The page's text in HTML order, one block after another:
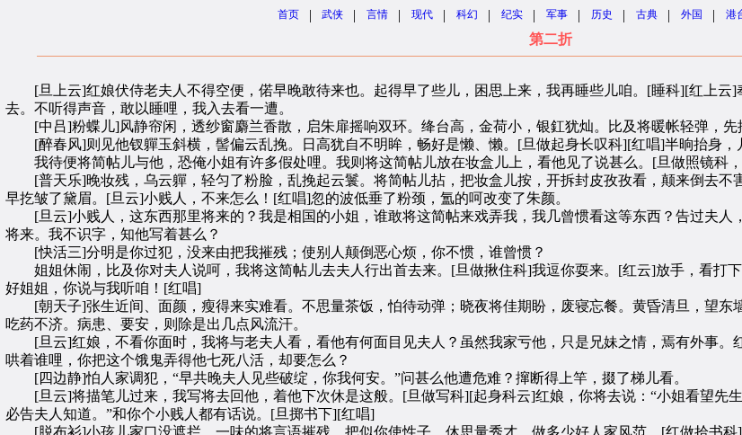
首页 | 武侠 | 言情 | 现代 | 科幻 | 纪实 | 军事 | 历史 | 古典 | 外国 | 港
第二折
[旦上云]红娘伏侍老夫人不得空便，偌早晚敢待来也。起得早了些儿，困思上来，我再睡些儿咱。[睡科][红上云]
去。不听得声音，敢以睡哩，我入去看一遭。
[中吕]粉蝶儿]风静帘闲，透纱窗麝兰香散，启朱扉摇响双环。绛台高，金荷小，银釭犹灿。比及将暖帐轻弹，先
[醉春风]则见他钗軃玉斜横，髻偏云乱挽。日高犹自不明眸，畅好是懒、懒。[旦做起身长叹科][红唱]半晌抬身，
我待便将简帖儿与他，恐俺小姐有许多假处哩。我则将这简帖儿放在妆盒儿上，看他见了说甚么。[旦做照镜科
[普天乐]晚妆残，乌云軃，轻匀了粉脸，乱挽起云鬟。将简帖儿拈，把妆盒儿按，开拆封皮孜孜看，颠来倒去不
早扢皱了黛眉。[旦云]小贱人，不来怎么！[红唱]忽的波低垂了粉颈，氲的呵改变了朱颜。
[旦云]小贱人，这东西那里将来的？我是相国的小姐，谁敢将这简帖来戏弄我，我几曾惯看这等东西？告过夫人
将来。我不识字，知他写着甚么？
[快活三]分明是你过犯，没来由把我摧残；使别人颠倒恶心烦，你不惯，谁曾惯？
姐姐休闹，比及你对夫人说呵，我将这简帖儿去夫人行出首去来。[旦做揪住科]我逗你耍来。[红云]放手，看打
好姐姐，你说与我听咱！[红唱]
[朝天子]张生近间、面颜，瘦得来实难看。不思量茶饭，怕待动弹；晓夜将佳期盼，废寝忘餐。黄昏清旦，望东
吃药不济。病患、要安，则除是出几点风流汗。
[旦云]红娘，不看你面时，我将与老夫人看，看他有何面目见夫人？虽然我家亏他，只是兄妹之情，焉有外事。
哄着谁哩，你把这个饿鬼弄得他七死八活，却要怎么？
[四边静]怕人家调犯，“早共晚夫人见些破绽，你我何安。”问甚么他遭危难？撺断得上竿，掇了梯儿看。
[旦云]将描笔儿过来，我写将去回他，着他下次休是这般。[旦做写科][起身科云]红娘，你将去说：“小姐看望先
必告夫人知道。”和你个小贱人都有话说。[旦掷书下][红唱]
[脱布衫]小孩儿家口没遮拦，一味的将言语摧残。把似你使性子，休思量秀才，做多少好人家风范。[红做拾书科]